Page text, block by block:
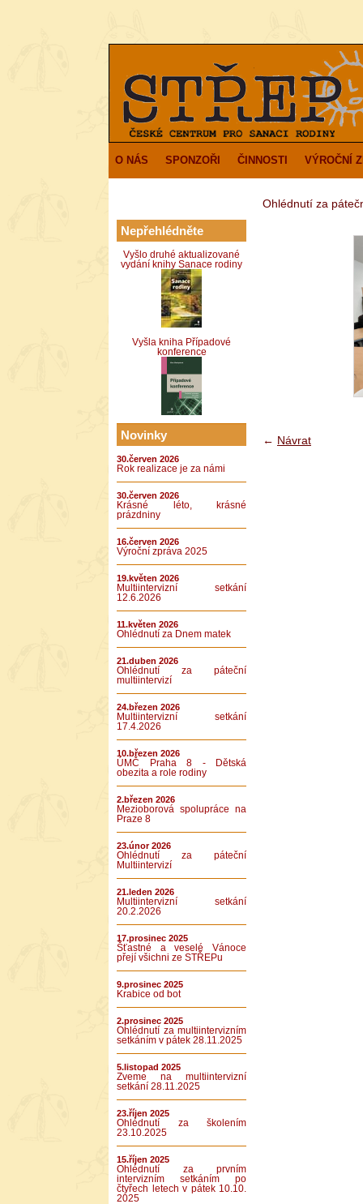
O NÁS SPONZOŘI ČINNOSTI VÝROČNÍ
Nepřehlédněte
Vyšlo druhé aktualizované
vydání knihy Sanace rodiny
Vyšla kniha Případové
konference
Novinky
30.červen 2026
Rok realizace je za námi
30.červen 2026
Krásné léto, krásné
prázdniny
16.červen 2026
Výroční zpráva 2025
19.květen 2026
Multiintervizní setkání
12.6.2026
11.květen 2026
Ohlédnutí za Dnem matek
21.duben 2026
Ohlédnutí za páteční
multiintervizí
24.březen 2026
Multiintervizní setkání
17.4.2026
10.březen 2026
ÚMČ Praha 8 - Dětská
obezita a role rodiny
2.březen 2026
Mezioborová spolupráce na
Praze 8
23.únor 2026
Ohlédnutí za páteční
Multiintervizí
21.leden 2026
Multiintervizní setkání
20.2.2026
17.prosinec 2025
Šťastné a veselé Vánoce
přejí všichni ze STŘEPu
9.prosinec 2025
Krabice od bot
2.prosinec 2025
Ohlédnutí za multiintervizním
setkáním v pátek 28.11.2025
5.listopad 2025
Zveme na multiintervizní
setkání 28.11.2025
23.říjen 2025
Ohlédnutí za školením
23.10.2025
15.říjen 2025
Ohlédnutí za prvním
intervizním setkáním po
čtyřech letech v pátek 10.10.
2025
Ohlédnutí za
← Návrat